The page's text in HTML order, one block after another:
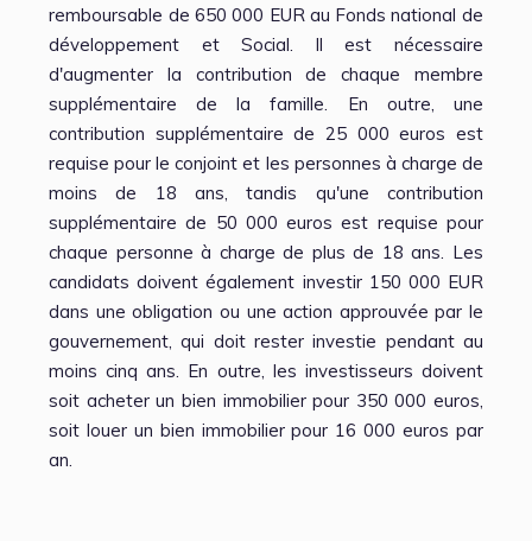
remboursable de 650 000 EUR au Fonds national de
développement et Social. Il est nécessaire
d'augmenter la contribution de chaque membre
supplémentaire de la famille. En outre, une
contribution supplémentaire de 25 000 euros est
requise pour le conjoint et les personnes à charge de
moins de 18 ans, tandis qu'une contribution
supplémentaire de 50 000 euros est requise pour
chaque personne à charge de plus de 18 ans. Les
candidats doivent également investir 150 000 EUR
dans une obligation ou une action approuvée par le
gouvernement, qui doit rester investie pendant au
moins cinq ans. En outre, les investisseurs doivent
soit acheter un bien immobilier pour 350 000 euros,
soit louer un bien immobilier pour 16 000 euros par
an.